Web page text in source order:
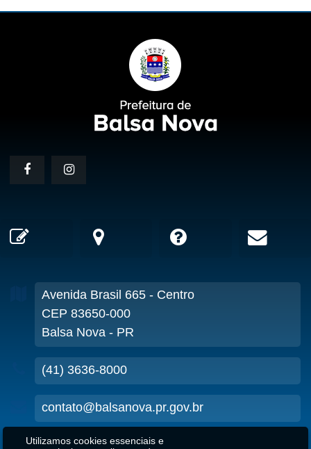
Avenida Brasil 665 - Centro
CEP 83650-000
Balsa Nova - PR
(41) 3636-8000
contato@balsanova.pr.gov.br
Utilizamos cookies essenciais e